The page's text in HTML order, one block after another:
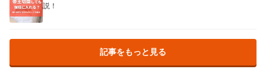
説！
記事をもっと見る